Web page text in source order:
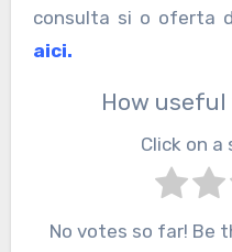
consulta si o oferta
aici.
How
Click on
No votes so far! Be